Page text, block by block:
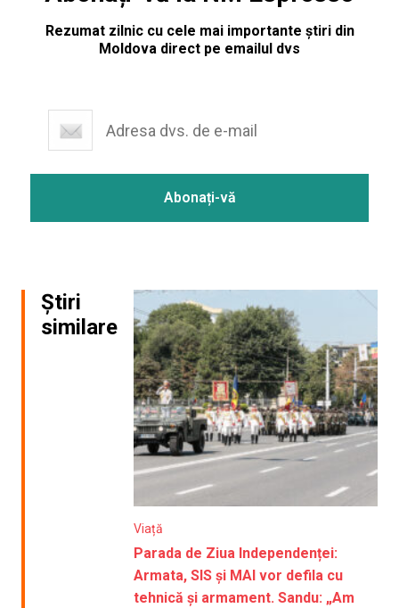
Rezumat zilnic cu cele mai importante știri din
Moldova direct pe emailul dvs
Știri
similare
Viață
Parada de Ziua Independenței:
Armata, SIS și MAI vor defila cu
tehnică și armament. Sandu: „Am